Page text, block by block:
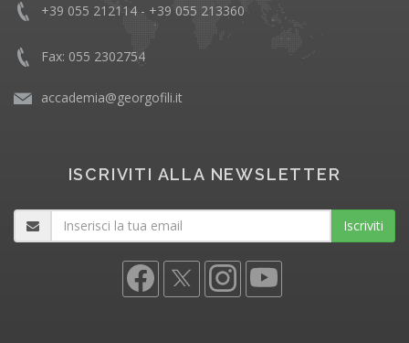
+39 055 212114 - +39 055 213360
Fax: 055 2302754
accademia@georgofili.it
ISCRIVITI ALLA NEWSLETTER
Iscriviti